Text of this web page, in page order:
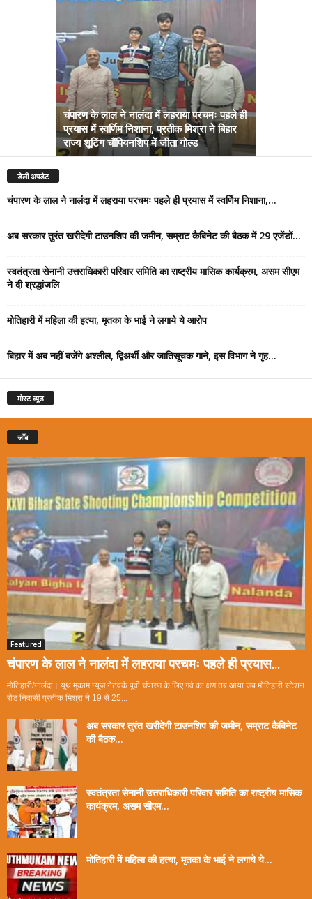
चंपारण के लाल ने नालंदा में लहराया परचमः पहले ही
प्रयास में स्वर्णिम निशाना, प्रतीक मिश्रा ने बिहार
राज्य शूटिंग चौंपियनशिप में जीता गोल्ड
डेली अपडेट
चंपारण के लाल ने नालंदा में लहराया परचमः पहले ही प्रयास में स्वर्णिम निशाना,...
अब सरकार तुरंत खरीदेगी टाउनशिप की जमीन, सम्राट कैबिनेट की बैठक में 29 एजेंडों...
स्वतंत्रता सेनानी उत्तराधिकारी परिवार समिति का राष्ट्रीय मासिक कार्यक्रम, असम सीएम
ने दी श्रद्धांजलि
मोतिहारी में महिला की हत्या, मृतका के भाई ने लगाये ये आरोप
बिहार में अब नहीं बजेंगे अश्लील, द्विअर्थी और जातिसूचक गाने, इस विभाग ने गृह...
मोस्ट व्यूड
जॉब
Featured
चंपारण के लाल ने नालंदा में लहराया परचमः पहले ही प्रयास...
मोतिहारी/नालंदा। यूथ मुकाम न्यूज नेटवर्क पूर्वी चंपारण के लिए गर्व का क्षण तब आया जब मोतिहारी स्टेशन
रोड निवासी प्रतीक मिश्रा ने 19 से 25...
अब सरकार तुरंत खरीदेगी टाउनशिप की जमीन, सम्राट कैबिनेट
की बैठक...
स्वतंत्रता सेनानी उत्तराधिकारी परिवार समिति का राष्ट्रीय मासिक
कार्यक्रम, असम सीएम...
मोतिहारी में महिला की हत्या, मृतका के भाई ने लगाये ये...